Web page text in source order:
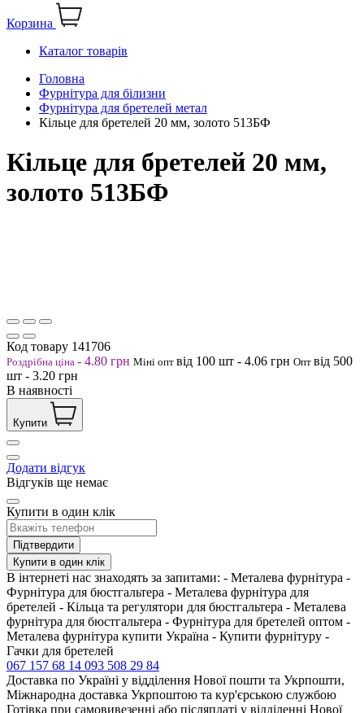
Корзина
Каталог товарів
Головна
Фурнітура для білизни
Фурнітура для бретелей метал
Кільце для бретелей 20 мм, золото 513БФ
Кільце для бретелей 20 мм,
золото 513БФ
Код товару 141706
Роздрібна ціна - 4.80 грн Міні опт від 100 шт - 4.06 грн Опт від 500
шт - 3.20 грн
В наявності
Купити
Додати відгук
Відгуків ще немає
Купити в один клік
Підтвердити
Купити в один клік
В інтернеті нас знаходять за запитами: - Металева фурнітура -
Фурнітура для бюстгальтера - Металева фурнітура для
бретелей - Кільца та регулятори для бюстгальтера - Металева
фурнітура для бюстгальтера - Фурнітура для бретелей оптом -
Металева фурнітура купити Україна - Купити фурнітуру -
Гачки для бретелей
067 157 68 14 093 508 29 84
Доставка по Україні у відділення Нової пошти та Укрпошти,
Міжнародна доставка Укрпоштою та кур'єрською службою
Готівка при самовивезенні або післяплаті у відділенні Нової